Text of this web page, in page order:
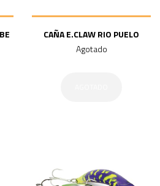
CAÑA E.CLAW RIO PUELO
Agotado